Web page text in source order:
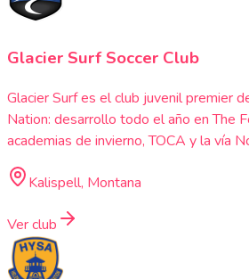
Glacier Surf Soccer Club
Glacier Surf es el club juvenil premier
Nation: desarrollo todo el año en The
academias de invierno, TOCA y la vía
Kalispell, Montana
Ver club